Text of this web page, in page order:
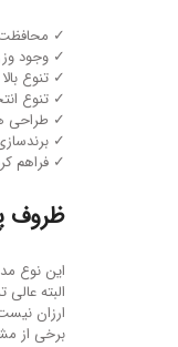
✓
✓ وجود
✓ تنوع
✓ تنوع
✓ طراحی
✓
✓ فراهم
ظروف
این نوع
البته
ارزان
برخی از